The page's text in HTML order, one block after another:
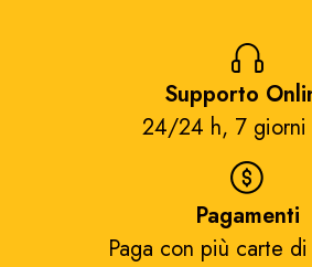
Supporto
24/24 h, 7 giorni
Pagamenti
Paga con più carte